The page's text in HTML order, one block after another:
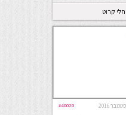
קרוט
#40020